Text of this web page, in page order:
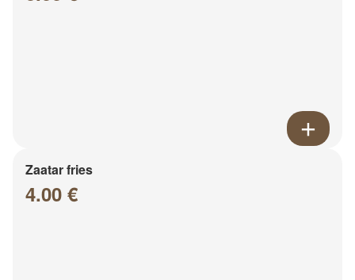
Zaatar fries
4.00 €